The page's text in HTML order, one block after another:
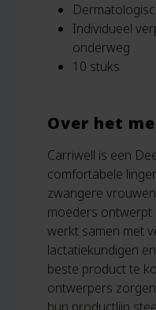
Individueel
onderweg
10 stuks
Over het
Carriwell is een
comfortabele
zwangere
moeders ontwerpt
werkt samen met
lactatiekundigen
beste product te
ontwerpers